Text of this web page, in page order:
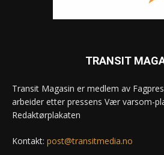
TRANSIT
Transit Magasin er medlem av
arbeider etter pressens Vær varsom-
Redaktørplakaten
Kontakt: post@transitmedia.no